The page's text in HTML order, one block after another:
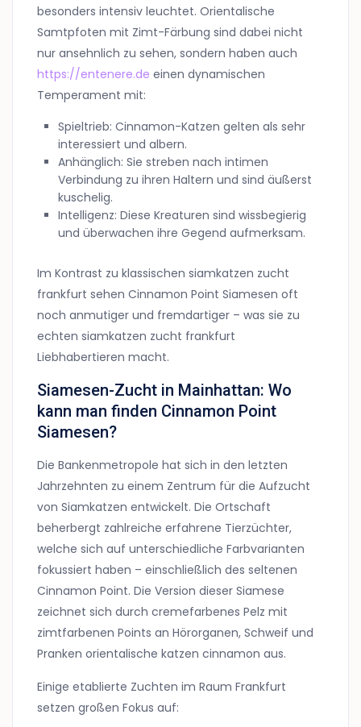
besonders intensiv leuchtet. Orientalische
Samtpfoten mit Zimt-Färbung sind dabei nicht
nur ansehnlich zu sehen, sondern haben auch
https://entenere.de einen dynamischen
Temperament mit:
Spieltrieb: Cinnamon-Katzen gelten als sehr
interessiert und albern.
Anhänglich: Sie streben nach intimen
Verbindung zu ihren Haltern und sind äußerst
kuschelig.
Intelligenz: Diese Kreaturen sind wissbegierig
und überwachen ihre Gegend aufmerksam.
Im Kontrast zu klassischensiamkatzen zucht
frankfurt sehen Cinnamon Point Siamesen oft
noch anmutiger und fremdartiger – was sie zu
echten siamkatzen zucht frankfurt
Liebhabertieren macht.
Siamesen-Zucht in Mainhattan: Wo
kann man finden Cinnamon Point
Siamesen?
Die Bankenmetropole hat sich in den letzten
Jahrzehnten zu einem Zentrum für die Aufzucht
von Siamkatzen entwickelt. Die Ortschaft
beherbergt zahlreiche erfahrene Tierzüchter,
welche sich auf unterschiedliche Farbvarianten
fokussiert haben – einschließlich des seltenen
Cinnamon Point. Die Version dieser Siamese
zeichnet sich durch cremefarbenes Pelz mit
zimtfarbenen Points an Hörorganen, Schweif und
Pranken orientalische katzen cinnamon aus.
Einige etablierte Zuchten im Raum Frankfurt
setzen großen Fokus auf: